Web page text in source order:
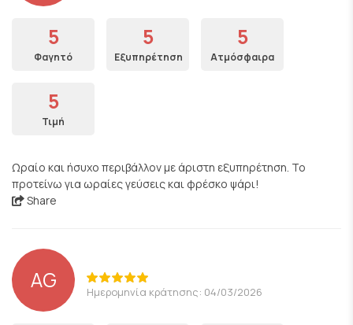
5
Φαγητό
5
Εξυπηρέτηση
5
Ατμόσφαιρα
5
Τιμή
Ωραίο και ήσυχο περιβάλλον με άριστη εξυπηρέτηση. Το
προτείνω για ωραίες γεύσεις και φρέσκο ψάρι!
Share
AG Ημερομηνία κράτησης: 04/03/2026